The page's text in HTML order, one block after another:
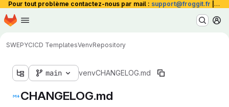
Pour tout problème contactez-nous par mail : support@froggit.fr La
Skip to main content
Homepage
SWEPYCICD TemplatesVenvRepository
main venvCHANGELOG.md
CHANGELOG.md